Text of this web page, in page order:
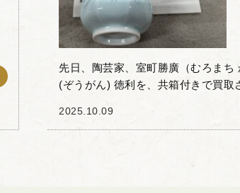
先日、陶芸家、室町勝廣（むろまち
(ぞうがん) 徳利を、共箱付きで買取
す。 室町勝廣...
2025.10.09